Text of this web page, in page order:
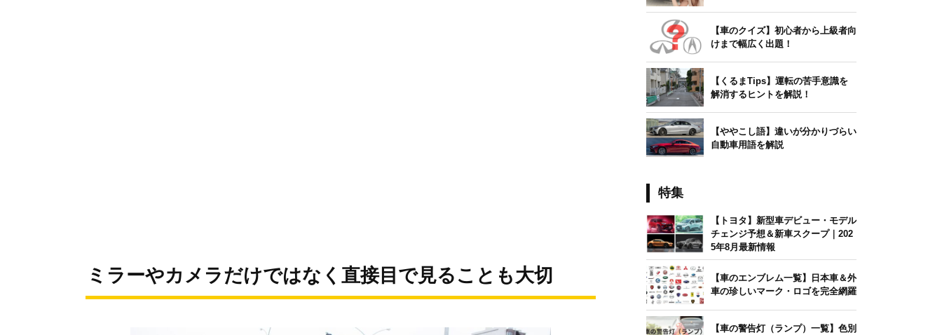
ミラーやカメラだけではなく直接目で見ることも大切
【車のクイズ】初心者から上級者向
けまで幅広く出題！
【くるまTips】運転の苦手意識を
解消するヒントを解説！
【ややこし語】違いが分かりづらい
自動車用語を解説
特集
【トヨタ】新型車デビュー・モデル
チェンジ予想＆新車スクープ｜202
5年8月最新情報
【車のエンブレム一覧】日本車＆外
車の珍しいマーク・ロゴを完全網羅
【車の警告灯（ランプ）一覧】色別